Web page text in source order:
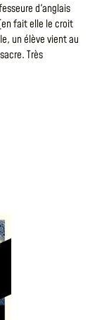
d'anglais
fait elle le croit
un élève vient au
Très